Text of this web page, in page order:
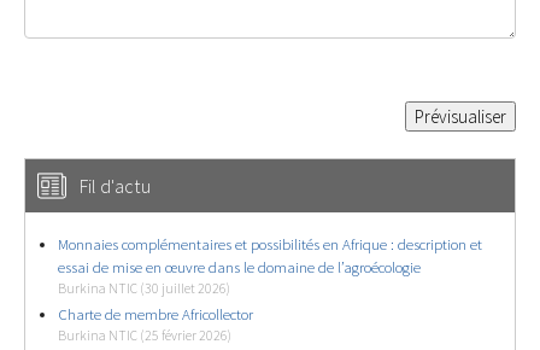
Fil d'actu
Monnaies complémentaires et possibilités en Afrique : description et
essai de mise en œuvre dans le domaine de l’agroécologie
Burkina NTIC (30 juillet 2026)
Charte de membre Africollector
Burkina NTIC (25 février 2026)